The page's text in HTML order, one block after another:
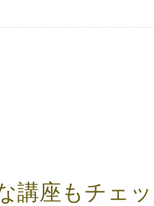
講座もチェ